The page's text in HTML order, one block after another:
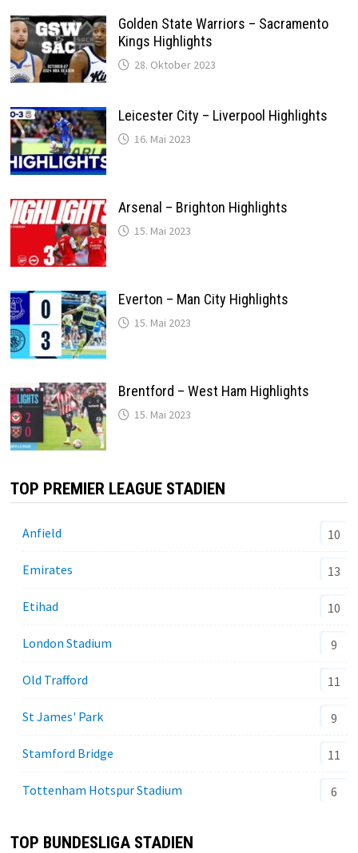
Golden State Warriors – Sacramento
Kings Highlights
28. Oktober 2023
Leicester City – Liverpool Highlights
16. Mai 2023
Arsenal – Brighton Highlights
15. Mai 2023
Everton – Man City Highlights
15. Mai 2023
Brentford – West Ham Highlights
15. Mai 2023
TOP PREMIER LEAGUE STADIEN
Anfield 10
Emirates 13
Etihad 10
London Stadium 9
Old Trafford 11
St James' Park 9
Stamford Bridge 11
Tottenham Hotspur Stadium 6
TOP BUNDESLIGA STADIEN